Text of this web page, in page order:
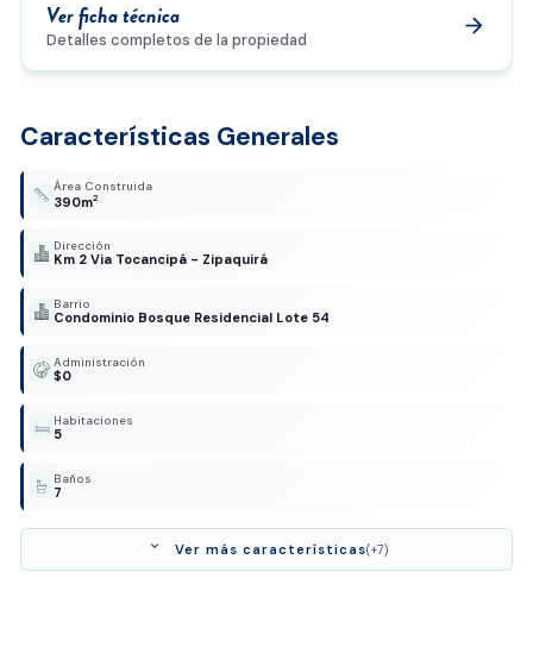
Ver ficha técnica
Detalles completos de la propiedad
arrow_forward
Características Generales
Área Construida
390m2
Dirección
Km 2 Via Tocancipá - Zipaquirá
Barrio
Condominio Bosque Residencial Lote 54
Administración
$0
Habitaciones
5
Baños
7
expand_more Ver más características(+7)